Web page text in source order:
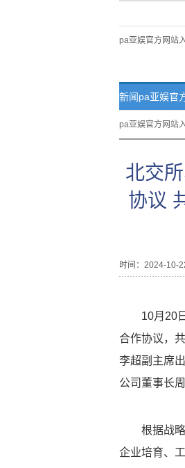
pa亚娱官方网站
新闻pa亚娱官
网站入口首页
pa亚娱官方网站
北交
协议
时间：2024-10-
10月20
合作协议，
李超副主席
公司董事长
根据战
企业培育、